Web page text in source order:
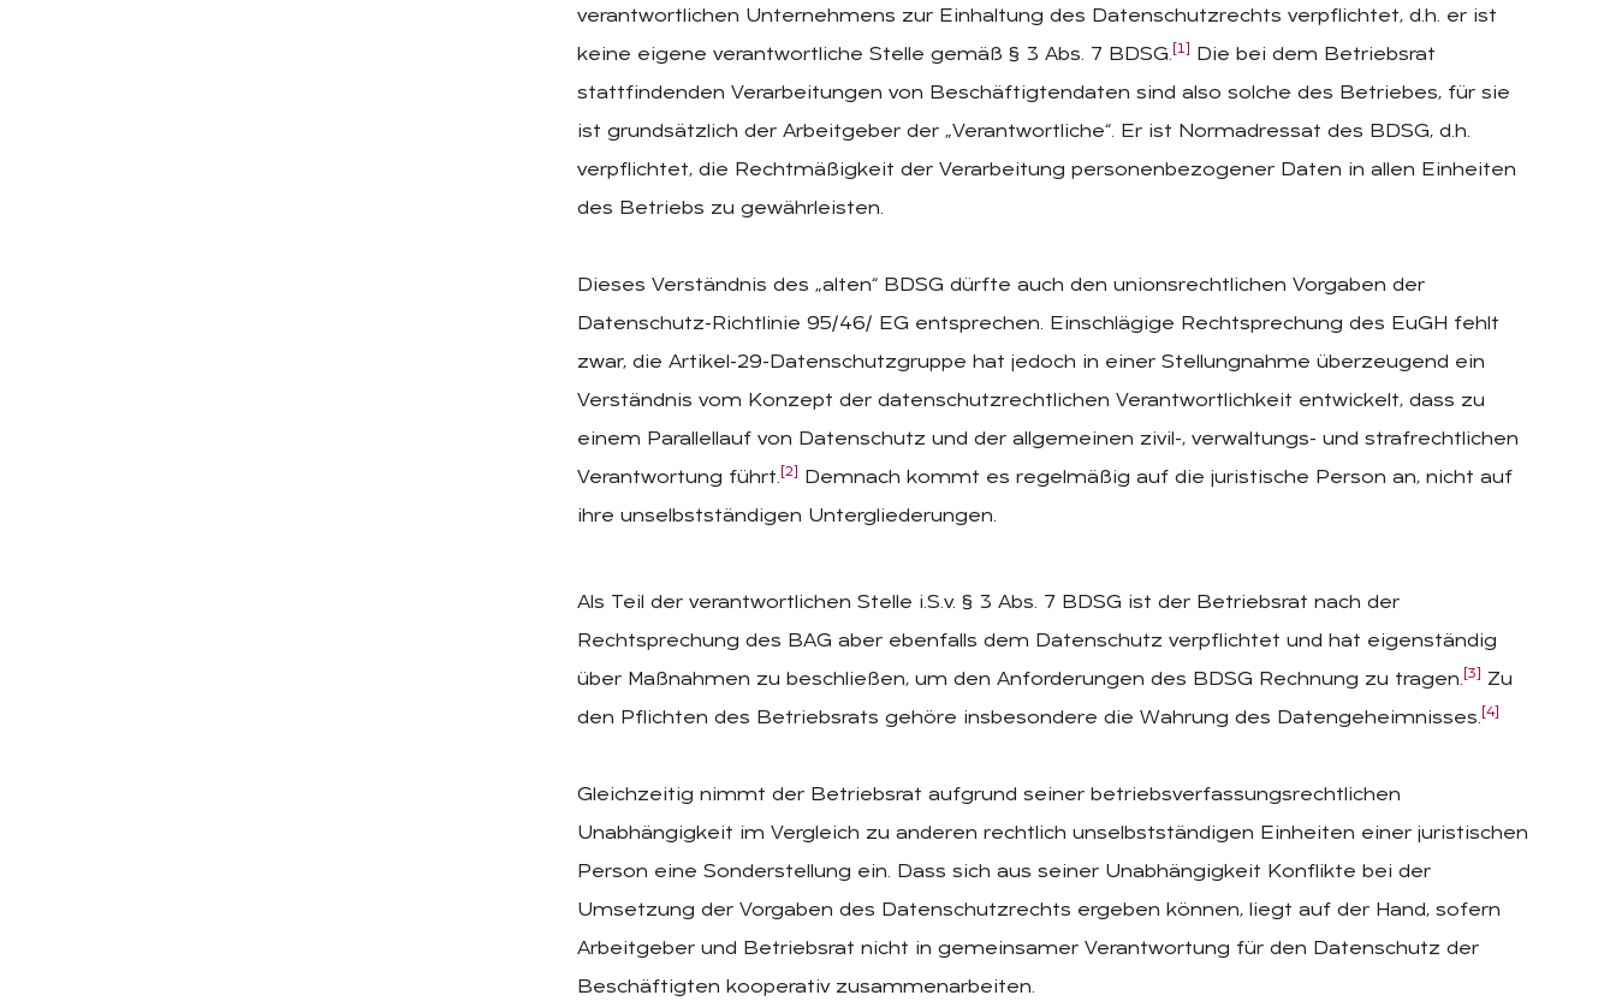
verantwortlichen Unternehmens zur Einhaltung des Datenschutzrechts verpflichtet, d.h. er ist
keine eigene verantwortliche Stelle gemäß § 3 Abs. 7 BDSG. [1]
Die bei dem Betriebsrat
stattfindenden Verarbeitungen von Beschäftigtendaten sind also solche des Betriebes, für sie
ist grundsätzlich der Arbeitgeber der „Verantwortliche“. Er ist Normadressat des BDSG, d.h.
verpflichtet, die Rechtmäßigkeit der Verarbeitung personenbezogener Daten in allen Einheiten
des Betriebs zu gewährleisten.
Dieses Verständnis des „alten“ BDSG dürfte auch den unionsrechtlichen Vorgaben der
Datenschutz-Richtlinie 95/46/ EG entsprechen. Einschlägige Rechtsprechung des EuGH fehlt
zwar, die Artikel-29-Datenschutzgruppe hat jedoch in einer Stellungnahme überzeugend ein
Verständnis vom Konzept der datenschutzrechtlichen Verantwortlichkeit entwickelt, dass zu
einem Parallellauf von Datenschutz und der allgemeinen zivil-, verwaltungs- und strafrechtlichen
Verantwortung führt. [2]
Demnach kommt es regelmäßig auf die juristische Person an, nicht auf
ihre unselbstständigen Untergliederungen.
Als Teil der verantwortlichen Stelle i.S.v. § 3 Abs. 7 BDSG ist der Betriebsrat nach der
Rechtsprechung des BAG aber ebenfalls dem Datenschutz verpflichtet und hat eigenständig
über Maßnahmen zu beschließen, um den Anforderungen des BDSG Rechnung zu tragen. [3]
Zu
den Pflichten des Betriebsrats gehöre insbesondere die Wahrung des Datengeheimnisses. [4]
Gleichzeitig nimmt der Betriebsrat aufgrund seiner betriebsverfassungsrechtlichen
Unabhängigkeit im Vergleich zu anderen rechtlich unselbstständigen Einheiten einer juristischen
Person eine Sonderstellung ein. Dass sich aus seiner Unabhängigkeit Konflikte bei der
Umsetzung der Vorgaben des Datenschutzrechts ergeben können, liegt auf der Hand, sofern
Arbeitgeber und Betriebsrat nicht in gemeinsamer Verantwortung für den Datenschutz der
Beschäftigten kooperativ zusammenarbeiten.